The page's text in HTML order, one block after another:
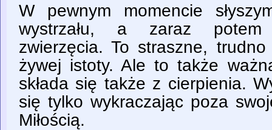
W pewnym momencie
wystrzału, a zaraz potem
zwierzęcia. To straszne,
żywej istoty. Ale to także
składa się także z cierpienia.
się tylko wykraczając poza
Miłością.